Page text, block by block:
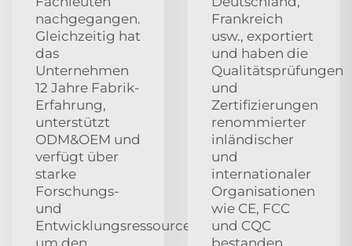
nachgegangen.
Gleichzeitig hat
das
Unternehmen
12 Jahre Fabrik-
Erfahrung,
unterstützt
ODM&OEM und
verfügt über
starke
Forschungs-
und
Entwicklungsressourcen,
um den
Frankreich
usw., exportiert
und haben die
Qualitätsprüfungen
und
Zertifizierungen
renommierter
inländischer
und
internationaler
Organisationen
wie CE, FCC
und CQC
bestanden.